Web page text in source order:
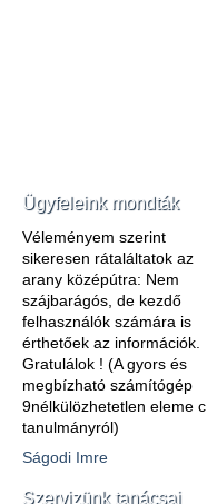
Ügyfeleink mondták
Véleményem szerint
sikeresen rátaláltatok az
arany középútra: Nem
szájbarágós, de kezdő
felhasználók számára is
érthetőek az információk.
Gratulálok ! (A gyors és
megbízható számítógép
9nélkülözhetetlen eleme c.
tanulmányról)
Ságodi Imre
Szervizünk tanácsai